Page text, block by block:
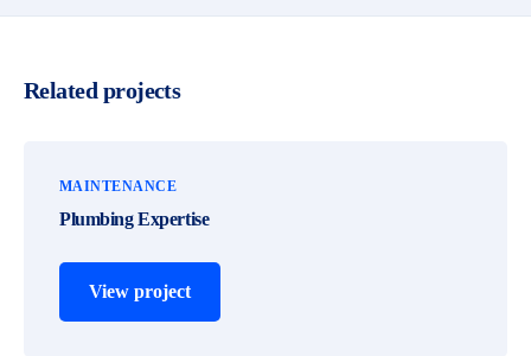
Related projects
MAINTENANCE
Plumbing Expertise
View project